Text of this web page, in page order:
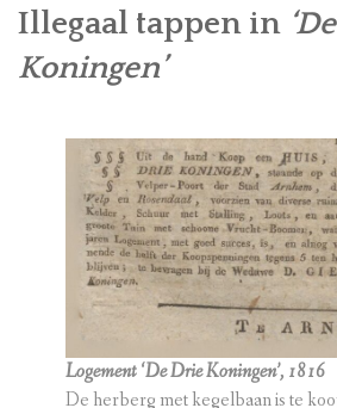
Illegaal tappen in
Koningen’
Logement ‘De Drie Koningen’, 1816
De herberg met kegelbaan is te